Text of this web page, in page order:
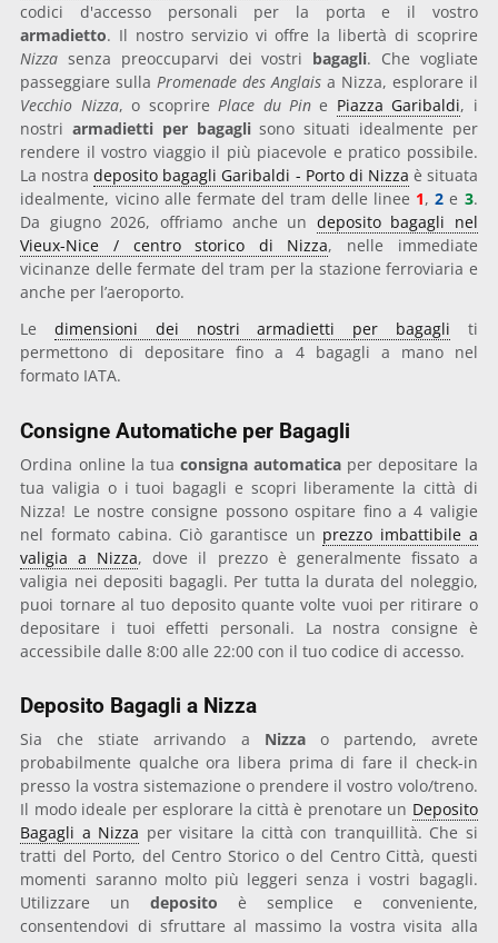
codici d'accesso personali per la porta e il vostro
armadietto. Il nostro servizio vi offre la libertà di scoprire
Nizza senza preoccuparvi dei vostri bagagli. Che vogliate
passeggiare sullaPromenade des Anglais a Nizza, esplorare il
Vecchio Nizza, o scoprirePlace du Pine Piazza Garibaldi, i
nostriarmadietti per bagaglisono situati idealmente per
rendere il vostro viaggio il più piacevole e pratico possibile.
La nostradeposito bagagli Garibaldi - Porto di Nizza è situata
idealmente, vicino alle fermate del tram delle linee 1,2 e 3.
Da giugno 2026, offriamo anche un deposito bagagli nel
Vieux-Nice / centro storico di Nizza, nelle immediate
vicinanze delle fermate del tram per la stazione ferroviaria e
anche per l’aeroporto.
Ledimensioni dei nostri armadietti per bagagli ti
permettono di depositare fino a 4 bagagli a mano nel
formato IATA.
Consigne Automatiche per Bagagli
Ordina online la tua consigna automatica per depositare la
tua valigia o i tuoi bagagli e scopri liberamente la città di
Nizza! Le nostre consigne possono ospitare fino a 4 valigie
nel formato cabina. Ciò garantisce un prezzo imbattibile a
valigia a Nizza, dove il prezzo è generalmente fissato a
valigia nei depositi bagagli. Per tutta la durata del noleggio,
puoi tornare al tuo deposito quante volte vuoi per ritirare o
depositare i tuoi effetti personali. La nostra consigne è
accessibile dalle 8:00 alle 22:00 con il tuo codice di accesso.
Deposito Bagagli a Nizza
Sia che stiate arrivando a Nizzao partendo, avrete
probabilmente qualche ora libera prima di fare il check-in
presso la vostra sistemazione o prendere il vostro volo/treno.
Il modo ideale per esplorare la città è prenotare un Deposito
Bagagli a Nizza per visitare la città con tranquillità. Che si
tratti del Porto, del Centro Storico o del Centro Città, questi
momenti saranno molto più leggeri senza i vostri bagagli.
Utilizzare undeposito è semplice e conveniente,
consentendovi di sfruttare al massimo la vostra visita alla